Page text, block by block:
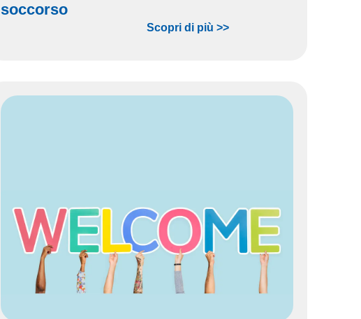
soccorso
Scopri di più >>